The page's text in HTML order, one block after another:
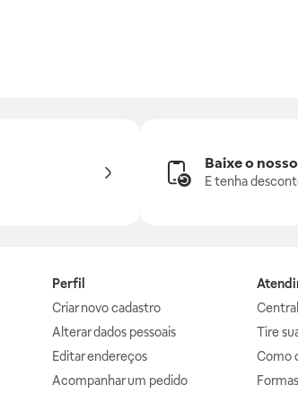
Baixe o
E tenha
Perfil
Criar novo cadastro
Alterar dados pessoais
Editar endereços
Acompanhar um pedido
Tire
Como